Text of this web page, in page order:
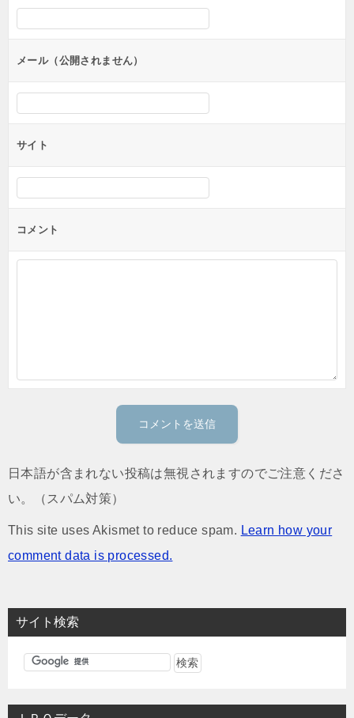
シ
ョ
ンメール（公開されません）
サイト
コメント
日本語が含まれない投稿は無視されますのでご注意くださ
い。（スパム対策）
This site uses Akismet to reduce spam. Learn how your
comment data is processed.
サイト検索